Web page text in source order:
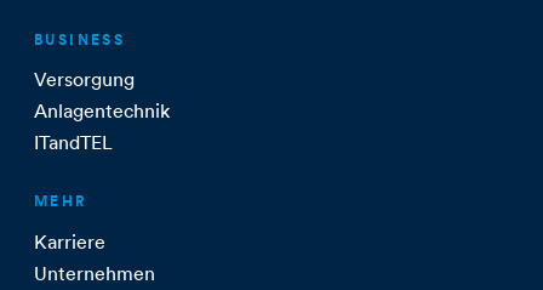
BUSINESS
Versorgung
Anlagentechnik
ITandTEL
MEHR
Karriere
Unternehmen